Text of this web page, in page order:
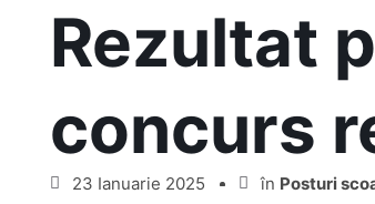
Rezultat
concurs
23 Ianuarie 2025 în Posturi